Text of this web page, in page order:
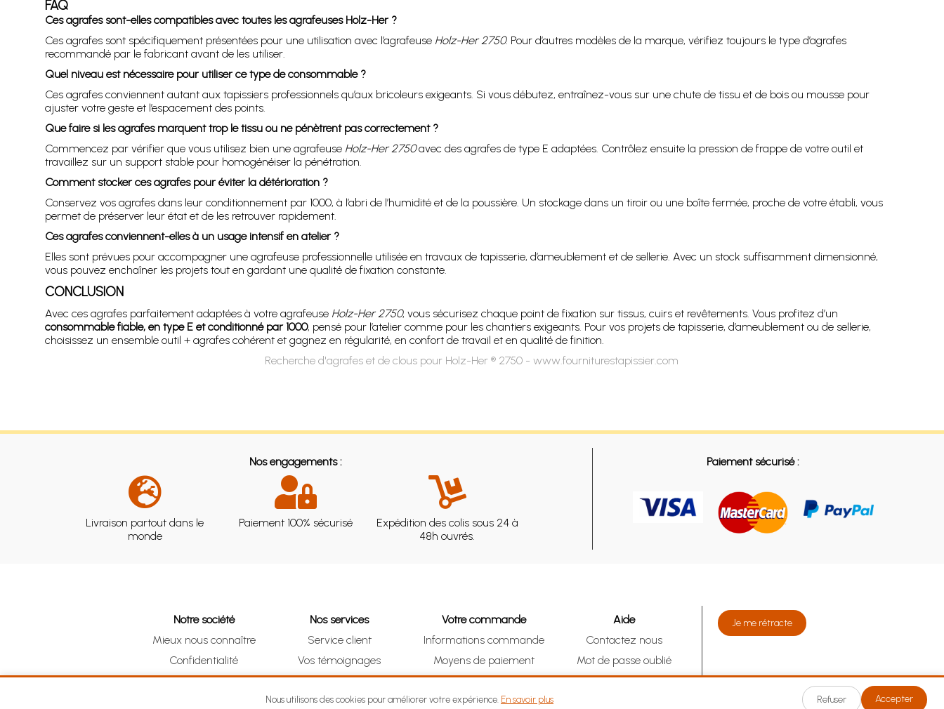
FAQ
Ces agrafes sont-elles compatibles avec toutes les agrafeuses Holz-Her ?
Ces agrafes sont spécifiquement présentées pour une utilisation avec l’agrafeuse Holz-Her 2750. Pour d’autres modèles de la marque, vérifiez toujours le type d’agrafes
recommandé par le fabricant avant de les utiliser.
Quel niveau est nécessaire pour utiliser ce type de consommable ?
Ces agrafes conviennent autant aux tapissiers professionnels qu’aux bricoleurs exigeants. Si vous débutez, entraînez-vous sur une chute de tissu et de bois ou mousse pour
ajuster votre geste et l’espacement des points.
Que faire si les agrafes marquent trop le tissu ou ne pénètrent pas correctement ?
Commencez par vérifier que vous utilisez bien une agrafeuse Holz-Her 2750avec des agrafes de type E adaptées. Contrôlez ensuite la pression de frappe de votre outil et
travaillez sur un support stable pour homogénéiser la pénétration.
Comment stocker ces agrafes pour éviter la détérioration ?
Conservez vos agrafes dans leur conditionnement par 1000, à l’abri de l’humidité et de la poussière. Un stockage dans un tiroir ou une boîte fermée, proche de votre établi, vous
permet de préserver leur état et de les retrouver rapidement.
Ces agrafes conviennent-elles à un usage intensif en atelier ?
Elles sont prévues pour accompagner une agrafeuse professionnelle utilisée en travaux de tapisserie, d’ameublement et de sellerie. Avec un stock suffisamment dimensionné,
vous pouvez enchaîner les projets tout en gardant une qualité de fixation constante.
CONCLUSION
Avec ces agrafes parfaitement adaptées à votre agrafeuse Holz-Her 2750, vous sécurisez chaque point de fixation sur tissus, cuirs et revêtements. Vous profitez d’un
consommable fiable, en type E et conditionné par 1000, pensé pour l’atelier comme pour les chantiers exigeants. Pour vos projets de tapisserie, d’ameublement ou de sellerie,
choisissez un ensemble outil + agrafes cohérent et gagnez en régularité, en confort de travail et en qualité de finition.
Recherche d'agrafes et de clous pour Holz-Her ® 2750 - www.fourniturestapissier.com
Nos engagements :
Livraison partout dans le
monde
Paiement 100% sécurisé
Expédition des colis sous 24 à
48h ouvrés.
Paiement sécurisé :
Notre société
Mieux nous connaître
Confidentialité
CGV
Nos services
Service client
Vos témoignages
Clic & Collect (DRIVE)
Votre commande
Informations commande
Moyens de paiement
Suivre vos achats
Aide
Contactez nous
Mot de passe oublié
Je me rétracte
Je me rétracte
Nous utilisons des cookies pour améliorer votre expérience. En savoir plus Refuser Accepter